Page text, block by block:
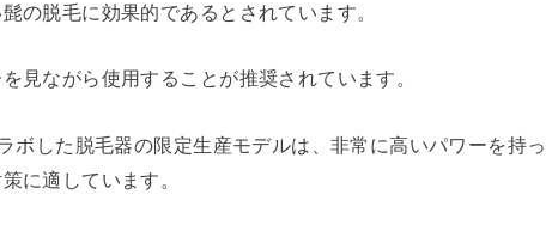
の脱毛に効果的であるとされています。
見ながら使用することが推奨されています。
ボした脱毛器の限定生産モデルは、非常に高いパワーを持っ
に適しています。